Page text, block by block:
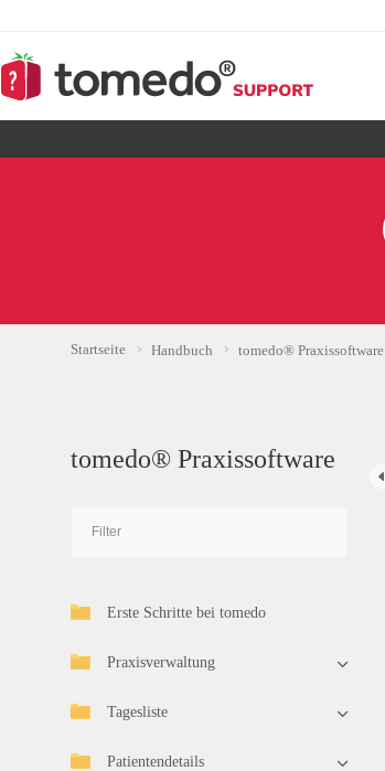
springen
Startseite Handbuch tomedo® Praxissoftware
tomedo® Praxissoftware
Erste Schritte bei tomedo
Praxisverwaltung
Tagesliste
Patientendetails